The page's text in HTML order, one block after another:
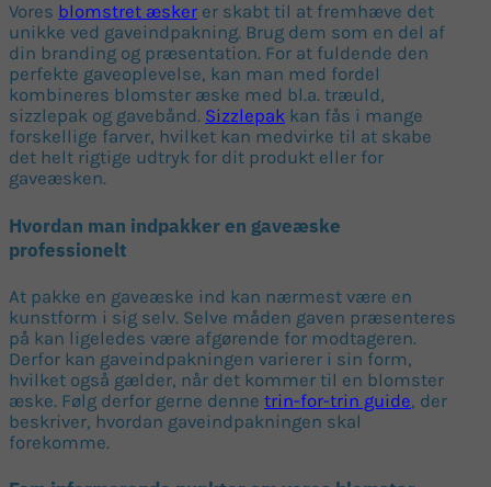
Vores blomstret æsker er skabt til at fremhæve det
unikke ved gaveindpakning. Brug dem som en del af
din branding og præsentation. For at fuldende den
perfekte gaveoplevelse, kan man med fordel
kombineres blomster æske med bl.a. træuld,
sizzlepak og gavebånd. Sizzlepak kan fås i mange
forskellige farver, hvilket kan medvirke til at skabe
det helt rigtige udtryk for dit produkt eller for
gaveæsken.
Hvordan man indpakker en gaveæske
professionelt
At pakke en gaveæske ind kan nærmest være en
kunstform i sig selv. Selve måden gaven præsenteres
på kan ligeledes være afgørende for modtageren.
Derfor kan gaveindpakningen varierer i sin form,
hvilket også gælder, når det kommer til en blomster
æske. Følg derfor gerne denne trin-for-trin guide, der
beskriver, hvordan gaveindpakningen skal
forekomme.